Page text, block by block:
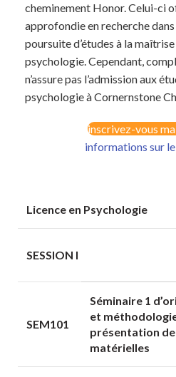
cheminement Honor. Celui-ci
approfondie en recherche
poursuite d’études à la
psychologie. Cependant,
n’assure pas l’admission aux
psychologie à Cornernstone
inscrivez-vous
informations sur
Licence en Psychologie
SESSION I
SEM101
Séminaire 1
et
présentation de
matérielles